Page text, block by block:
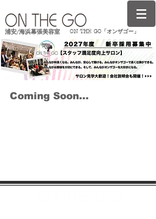
浦安/海浜幕張美容室 ON THE GO「オンザゴー」
Coming Soon…